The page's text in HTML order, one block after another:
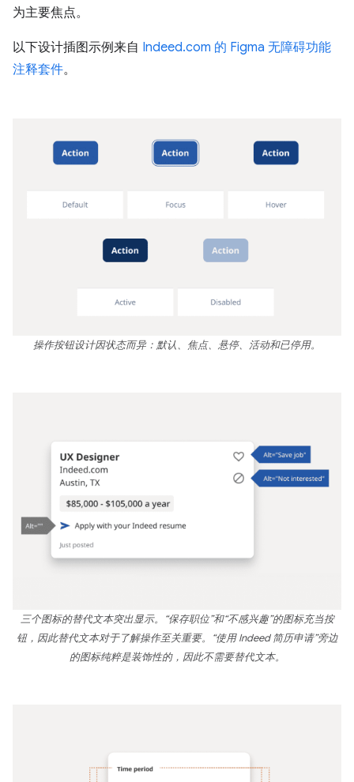
为主要焦点。
以下设计插图示例来自 Indeed.com 的 Figma 无障碍功能
注释套件。
操作按钮设计因状态而异：默认、焦点、悬停、活动和已停用。
三个图标的替代文本突出显示。“保存职位”和“不感兴趣”的图标充当按
钮，因此替代文本对于了解操作至关重要。“使用 Indeed 简历申请”旁边
的图标纯粹是装饰性的，因此不需要替代文本。